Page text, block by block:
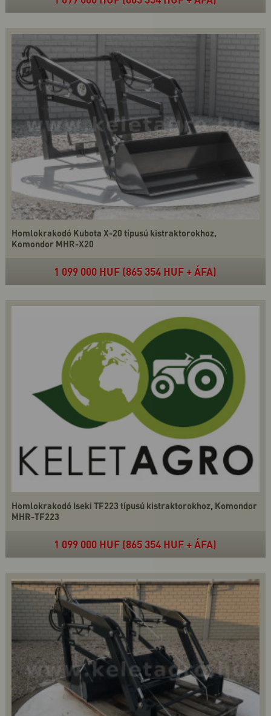
Homlokrakodó Kubota X-20 típusú kistraktorokhoz,
Komondor MHR-X20
1 099 000 HUF (865 354 HUF + ÁFA)
Homlokrakodó Iseki TF223 típusú kistraktorokhoz, Komondor
MHR-TF223
1 099 000 HUF (865 354 HUF + ÁFA)